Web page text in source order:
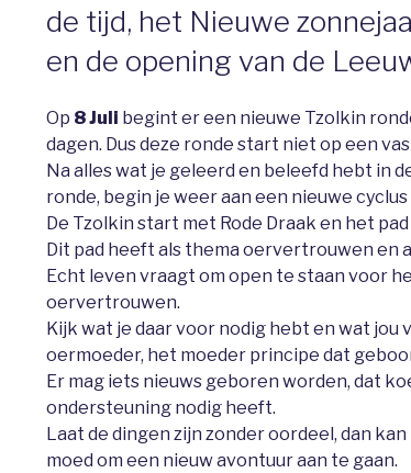
de tijd, het Nieuwe
en de opening van de
Op 8 Juli begint er een nieuwe Tzolkin
dagen. Dus deze ronde start niet op een
Na alles wat je geleerd en beleefd hebt in
ronde, begin je weer aan een nieuwe cyclus
De Tzolkin start met Rode Draak en het pad
Dit pad heeft als thema oervertrouwen en
Echt leven vraagt om open te staan voor
oervertrouwen.
Kijk wat je daar voor nodig hebt en wat jou
oermoeder, het moeder principe dat
Er mag iets nieuws geboren worden, dat
ondersteuning nodig heeft.
Laat de dingen zijn zonder oordeel, dan
moed om een nieuw avontuur aan te gaan.